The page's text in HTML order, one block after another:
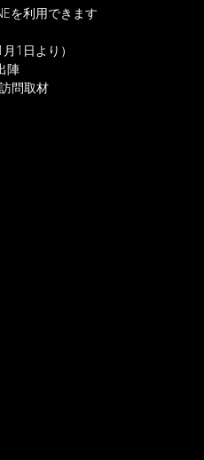
を利用できます
1日より）
陣
問取材